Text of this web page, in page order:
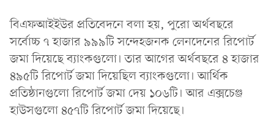
বিএফআইইউর প্রতিবেদনে বলা হয়, পুরো অর্থবছরে
সর্বোচ্চ ৭ হাজার ৯৯৯টি সন্দেহজনক লেনদেনের রিপোর্ট
জমা দিয়েছে ব্যাংকগুলো। তার আ‌গের অর্থবছ‌রে ৪ হাজার
৪৯৫টি রিপোর্ট জমা দিয়েছিল ব্যাংকগুলো। আ‌র্থিক
প্র‌তিষ্ঠা‌নগু‌লো রিপোর্ট জমা দেয় ১০৬টি। আর এক্সচেঞ্জ
হাউসগুলো ৪৫৭টি রি‌পোর্ট জমা দিয়েছে।